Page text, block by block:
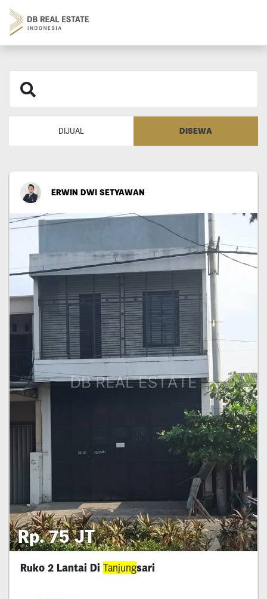
DIJUAL DISEWA
ERWIN DWI SETYAWAN
Rp. 75 JT
Ruko 2 Lantai Di Tanjungsari